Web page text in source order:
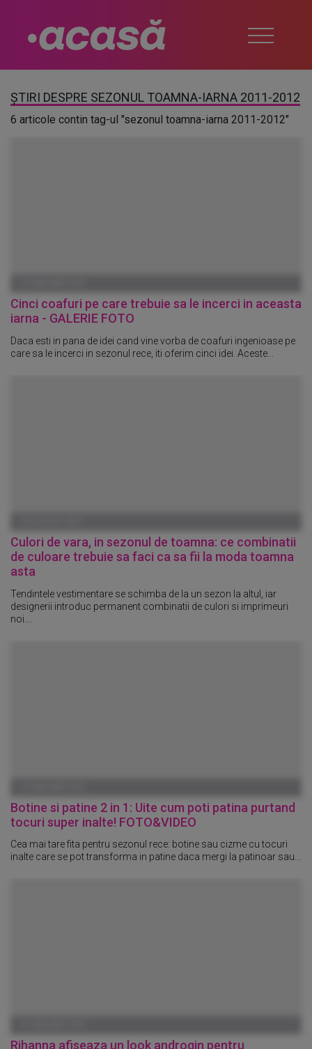
ȘTIRI DESPRE SEZONUL TOAMNA-IARNA 2011-2012
6 articole contin tag-ul "sezonul toamna-iarna 2011-2012"
Cinci coafuri pe care trebuie sa le incerci in aceasta
iarna - GALERIE FOTO
Daca esti in pana de idei cand vine vorba de coafuri ingenioase pe
care sa le incerci in sezonul rece, iti oferim cinci idei. Aceste...
Culori de vara, in sezonul de toamna: ce combinatii
de culoare trebuie sa faci ca sa fii la moda toamna
asta
Tendintele vestimentare se schimba de la un sezon la altul, iar
designerii introduc permanent combinatii de culori si imprimeuri
noi....
Botine si patine 2 in 1: Uite cum poti patina purtand
tocuri super inalte! FOTO&VIDEO
Cea mai tare fita pentru sezonul rece: botine sau cizme cu tocuri
inalte care se pot transforma in patine daca mergi la patinoar sau...
Rihanna afiseaza un look androgin pentru